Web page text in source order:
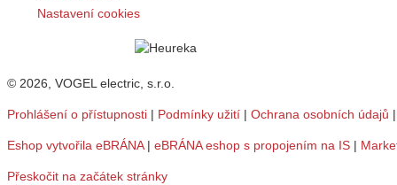
Nastavení cookies
© 2026, VOGEL electric, s.r.o.
Prohlášení o přístupnosti | Podmínky užití | Ochrana osobních údajů
Eshop vytvořila eBRÁNA| eBRÁNA eshop s propojením na IS |
Přeskočit na začátek stránky